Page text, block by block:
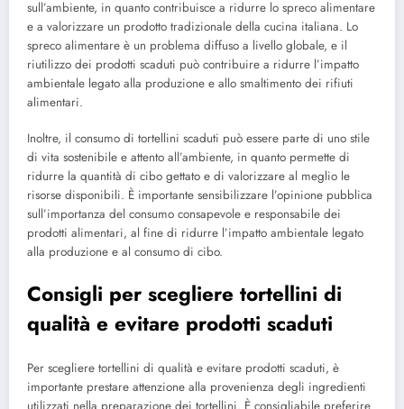
sull’ambiente, in quanto contribuisce a ridurre lo spreco alimentare
e a valorizzare un prodotto tradizionale della cucina italiana. Lo
spreco alimentare è un problema diffuso a livello globale, e il
riutilizzo dei prodotti scaduti può contribuire a ridurre l’impatto
ambientale legato alla produzione e allo smaltimento dei rifiuti
alimentari.
Inoltre, il consumo di tortellini scaduti può essere parte di uno stile
di vita sostenibile e attento all’ambiente, in quanto permette di
ridurre la quantità di cibo gettato e di valorizzare al meglio le
risorse disponibili. È importante sensibilizzare l’opinione pubblica
sull’importanza del consumo consapevole e responsabile dei
prodotti alimentari, al fine di ridurre l’impatto ambientale legato
alla produzione e al consumo di cibo.
Consigli per scegliere tortellini di
qualità e evitare prodotti scaduti
Per scegliere tortellini di qualità e evitare prodotti scaduti, è
importante prestare attenzione alla provenienza degli ingredienti